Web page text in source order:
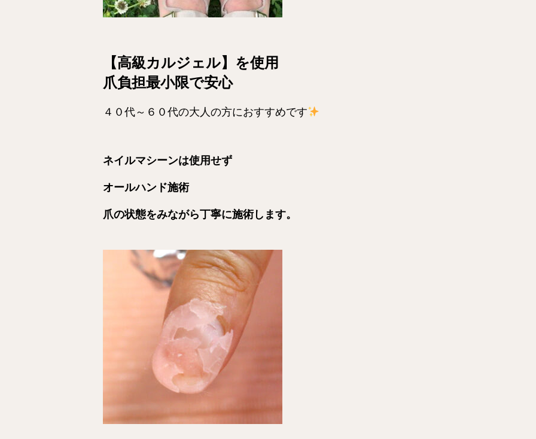
【高級カルジェル】を使用
爪負担最小限で安心
４０代～６０代の大人の方におすすめです
ネイルマシーンは使用せず
オールハンド施術
爪の状態をみながら丁寧に施術します。